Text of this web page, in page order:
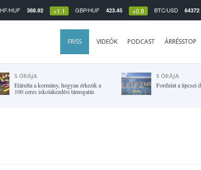
HUF 388.92 +1.1 GBP/HUF 423.45 +0.8 BTC/USD 64372
FRISS VIDEÓK PODCAST ÁRRÉSSTOP
5 ÓRÁJA
Elárulta a kormány, hogyan érkezik a
100 ezres iskolakezdési támogatás
5 ÓRÁJA
Fordulat a lipcsei